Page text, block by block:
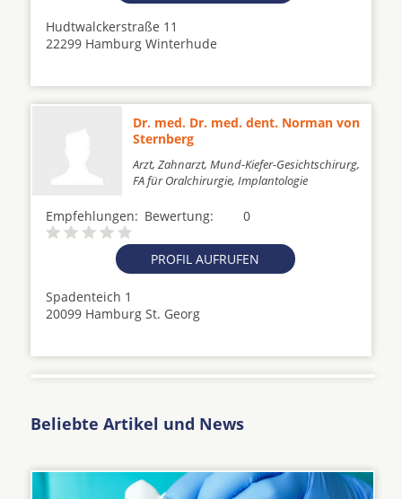
Hudtwalckerstraße 11
22299 Hamburg Winterhude
Dr. med. Dr. med. dent. Norman von
Sternberg
Arzt, Zahnarzt, Mund-Kiefer-Gesichtschirurg,
FA für Oralchirurgie, Implantologie
Empfehlungen: 0
Bewertung:
PROFIL AUFRUFEN
Spadenteich 1
20099 Hamburg St. Georg
Beliebte Artikel und News